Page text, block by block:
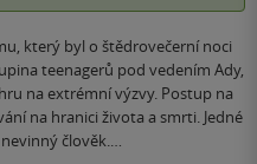
který byl o štědrovečerní noci
teenagerů pod vedením Ady,
na extrémní výzvy. Postup na
na hranici života a smrti. Jedné
člověk.…